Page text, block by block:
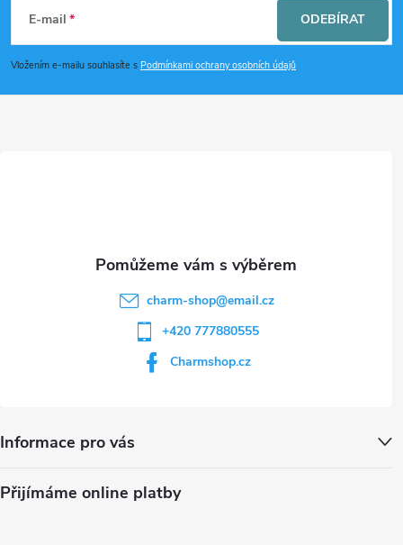
p
a
E-mail
Vložením e-mailu souhlasíte s Podmínkami ochrany osobních údajů
ODEBÍRAT
charm-shop@email.cz
+420 777880555
Charmshop.cz
Informace pro vás
Přijímáme online platby